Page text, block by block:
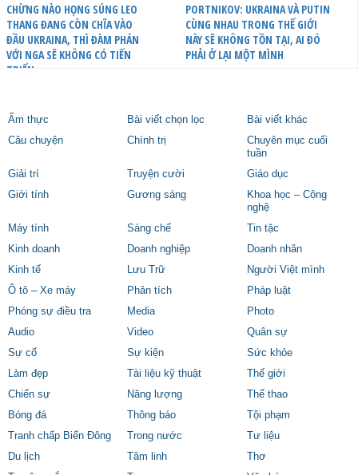
CHỪNG NÀO HỌNG SÚNG LEO
THANG ĐANG CÒN CHĨA VÀO
ĐẦU UKRAINA, THÌ ĐÀM PHÁN
VỚI NGA SẼ KHÔNG CÓ TIẾN
TRIỂN
PORTNIKOV: UKRAINA VÀ PUTIN
CÙNG NHAU TRONG THẾ GIỚI
NÀY SẼ KHÔNG TỒN TẠI, AI ĐÓ
PHẢI Ở LẠI MỘT MÌNH
Ẩm thực Bài viết chọn lọc
Bài viết khác
Câu chuyện
Chính trị
Chuyên mục cuối
tuần
Giải trí
Truyện cười
Giáo dục
Giới tính
Gương sáng
Khoa học – Công
nghệ
Máy tính
Sáng chế
Tin tặc
Kinh doanh
Doanh nghiệp
Doanh nhân
Kinh tế
Lưu Trữ
Người Việt mình
Ô tô – Xe máy
Phân tích
Pháp luật
Phóng sự điều tra
Media
Photo
Audio
Video
Quân sự
Sự cố
Sự kiện
Sức khỏe
Làm đẹp
Tài liệu kỹ thuật
Thế giới
Chiến sự
Năng lượng
Thể thao
Bóng đá
Thông báo
Tội phạm
Tranh chấp Biển Đông
Trong nước
Tư liệu
Du lịch
Tâm linh
Thơ